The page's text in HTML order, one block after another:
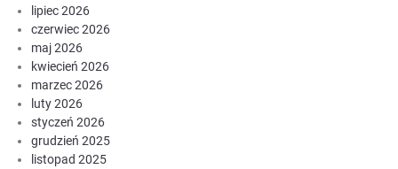
lipiec 2026
czerwiec 2026
maj 2026
kwiecień 2026
marzec 2026
luty 2026
styczeń 2026
grudzień 2025
listopad 2025